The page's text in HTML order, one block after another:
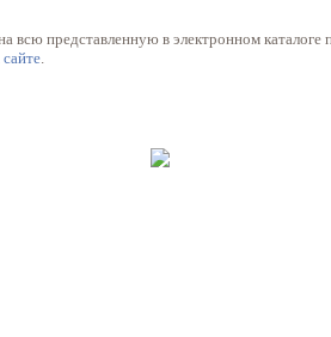
представленную в электронном каталоге
сайте.